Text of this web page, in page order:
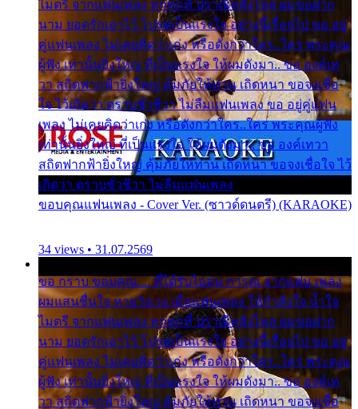
ไมตรี จากแฟนเพลง ทุกทุกที่ ปราณีหลั่งไหล ผมขอฝาก
นาม ยอดรักเอาไว้ โปรดเป็นแรงใจ อย่างนี้เรื่อยไป ขอ อยู่
คู่แฟนเพลง ไม่เคยคิดว่าเก่ง หรือดังกว่าใคร..ใคร พระคุณ
ผู้ฟัง เท่านั้นยิ่งใหญ่ ที่เป็นแรงใจ ให้ผมดังมา.. ขอ องค์เท
วา สถิตฟากฟ้ายิ่งใหญ่ คุ้มภัยให้ท่าน เถิดหนา ขอจงเชื่อ
ใจ ไว้เถิดว่า ตราบชั่วชีวา ไม่ลืมแฟนเพลง ขอ อยู่คู่แฟน
เพลง ไม่เคยคิดว่าเก่ง หรือดังกว่าใคร..ใคร พระคุณผู้ฟัง
เท่านั้นยิ่งใหญ่ ที่เป็นแรงใจ ให้ผมดังมา.. ขอ องค์เทวา
สถิตฟากฟ้ายิ่งใหญ่ คุ้มภัยให้ท่าน เถิดหนา ขอจงเชื่อใจ ไว้
เถิดว่า ตราบชั่วชีวา ไม่ลืมแฟนเพลง
ขอบคุณแฟนเพลง - Cover Ver. (ซาวด์ดนตรี) (KARAOKE)
34 views • 31.07.2569
ขอ กราบ ขอบคุณ.... ที่ได้รับไออุ่น การุณ จากแฟน เพลง
ผมแสนชื่นใจ หายวังเวง เมื่อแฟนเพลง ให้กำลังใจ น้ำใจ
ไมตรี จากแฟนเพลง ทุกทุกที่ ปราณีหลั่งไหล ผมขอฝาก
นาม ยอดรักเอาไว้ โปรดเป็นแรงใจ อย่างนี้เรื่อยไป ขอ อยู่
คู่แฟนเพลง ไม่เคยคิดว่าเก่ง หรือดังกว่าใคร..ใคร พระคุณ
ผู้ฟัง เท่านั้นยิ่งใหญ่ ที่เป็นแรงใจ ให้ผมดังมา.. ขอ องค์เท
วา สถิตฟากฟ้ายิ่งใหญ่ คุ้มภัยให้ท่าน เถิดหนา ขอจงเชื่อ